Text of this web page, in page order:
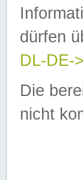
dürfen
DL-DE-
Die
nicht